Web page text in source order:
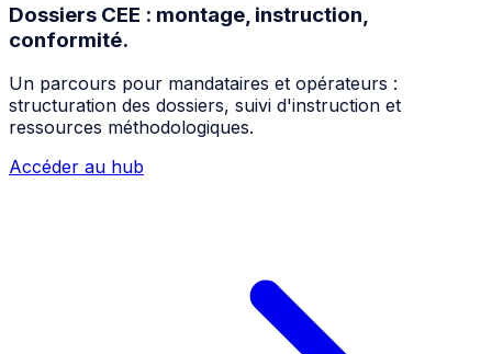
Dossiers CEE : montage, instruction,
conformité.
Un parcours pour mandataires et opérateurs :
structuration des dossiers, suivi d'instruction et
ressources méthodologiques.
Accéder au hub